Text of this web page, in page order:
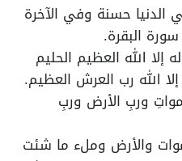
الدنيا حسنة وفي الآخرة
البقرة.
إلا الله العظيم الحليم
الله رب العرش العظيم.
وربِ الأرض وربِ
والأرض وملء ما شئت